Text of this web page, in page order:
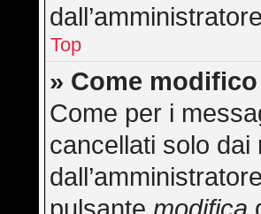
Top
» Come
Come per i
cancellati solo